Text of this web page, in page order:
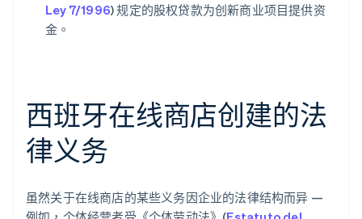
Ley 7/1996) 规定的股权贷款为创新商业项目提供资
金。
西班牙在线商店创建的法
律义务
虽然关于在线商店的某些义务因企业的法律结构而异 —